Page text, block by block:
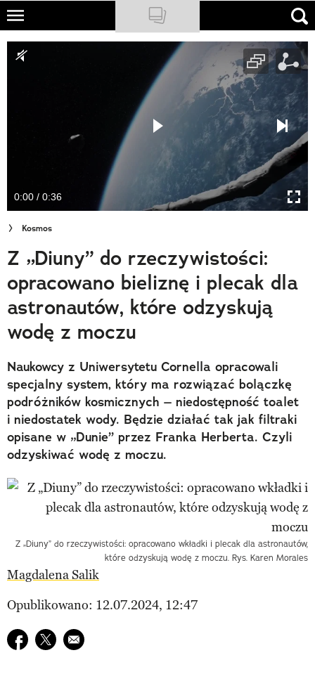
Skip
main
NATIONAL GEOGRAPHIC
Newsletter
Cuda Polski
Wielki Konkurs Fotograficzny
Trendbook Podróżniczy
Polecane
0:00 / 0:36
Kosmos
Z „Diuny” do rzeczywistości:
opracowano bieliznę i plecak dla
astronautów, które odzyskują
wodę z moczu
Naukowcy z Uniwersytetu Cornella opracowali
specjalny system, który ma rozwiązać bolączkę
podróżników kosmicznych – niedostępność toalet
i niedostatek wody. Będzie działać tak jak filtraki
opisane w „Dunie” przez Franka Herberta. Czyli
odzyskiwać wodę z moczu.
Z „Diuny” do rzeczywistości: opracowano wkładki i plecak dla astronautów,
które odzyskują wodę z moczu. Rys. Karen Morales
Magdalena Salik
Opublikowano: 12.07.2024, 12:47
Udostępnij na facebook
Udostępnij na twitter
E-mail do przyjaciela